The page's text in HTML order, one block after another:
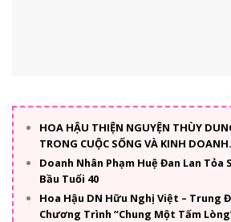
HOA HẬU THIỆN NGUYỆN THÙY
TRONG CUỘC SỐNG VÀ KINH DOANH.
Doanh Nhân Phạm Huệ Đan Lan Tỏa
Bầu Tuổi 40
Hoa Hậu DN Hữu Nghị Việt – Trung
Chương Trình “Chung Một Tấm